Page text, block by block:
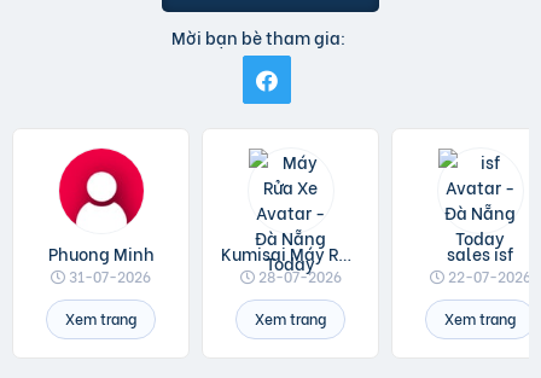
Mời bạn bè tham gia:
Phuong Minh
31-07-2026
Xem trang
Kumisai Máy Rửa Xe
28-07-2026
Xem trang
sales isf
22-07-2026
Xem trang